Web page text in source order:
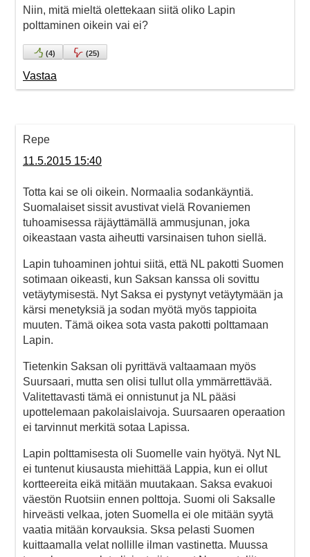
Niin, mitä mieltä olettekaan siitä oliko Lapin
polttaminen oikein vai ei?
(4) (25)
Vastaa
Repe
11.5.2015 15:40
Totta kai se oli oikein. Normaalia sodankäyntiä.
Suomalaiset sissit avustivat vielä Rovaniemen
tuhoamisessa räjäyttämällä ammusjunan, joka
oikeastaan vasta aiheutti varsinaisen tuhon siellä.
Lapin tuhoaminen johtui siitä, että NL pakotti Suomen
sotimaan oikeasti, kun Saksan kanssa oli sovittu
vetäytymisestä. Nyt Saksa ei pystynyt vetäytymään ja
kärsi menetyksiä ja sodan myötä myös tappioita
muuten. Tämä oikea sota vasta pakotti polttamaan
Lapin.
Tietenkin Saksan oli pyrittävä valtaamaan myös
Suursaari, mutta sen olisi tullut olla ymmärrettävää.
Valitettavasti tämä ei onnistunut ja NL pääsi
upottelemaan pakolaislaivoja. Suursaaren operaation
ei tarvinnut merkitä sotaa Lapissa.
Lapin polttamisesta oli Suomelle vain hyötyä. Nyt NL
ei tuntenut kiusausta miehittää Lappia, kun ei ollut
kortteereita eikä mitään muutakaan. Saksa evakuoi
väestön Ruotsiin ennen polttoja. Suomi oli Saksalle
hirveästi velkaa, joten Suomella ei ole mitään syytä
vaatia mitään korvauksia. Sksa pelasti Suomen
kuittaamalla velat nollille ilman vastinetta. Muussa